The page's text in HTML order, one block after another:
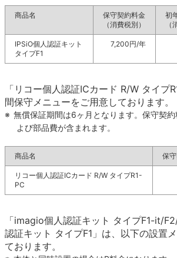
商品名
保守契約料金
（消費税別）
初
（
IPSiO個人認証キット
タイプF1
7,200円/年
「リコー個人認証ICカード R/W タイプ
間保守メニューをご用意しております。
※ 無償保証期間は6ヶ月となります。保守契
よび部品費が含まれます。
商品名 保
リコー個人認証ICカード R/W タイプR1-
PC
「imagio個人認証キット タイプF1-it/
認証キット タイプF1」は、以下の設置
ております。